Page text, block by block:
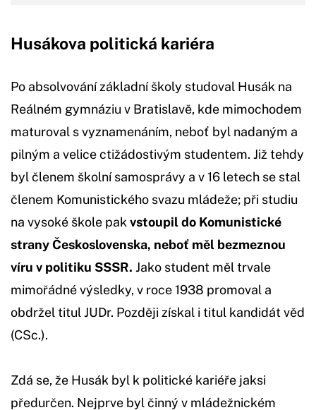
Husákova politická kariéra
Po absolvování základní školy studoval Husák na
Reálném gymnáziu v Bratislavě, kde mimochodem
maturoval s vyznamenáním, neboť byl nadaným a
pilným a velice ctižádostivým studentem. Již tehdy
byl členem školní samosprávy a v 16 letech se stal
členem Komunistického svazu mládeže; při studiu
na vysoké škole pak vstoupil do Komunistické
strany Československa, neboť měl bezmeznou
víru v politiku SSSR. Jako student měl trvale
mimořádné výsledky, v roce 1938 promoval a
obdržel titul JUDr. Později získal i titul kandidát věd
(CSc.).
Zdá se, že Husák byl k politické kariéře jaksi
předurčen. Nejprve byl činný v mládežnickém